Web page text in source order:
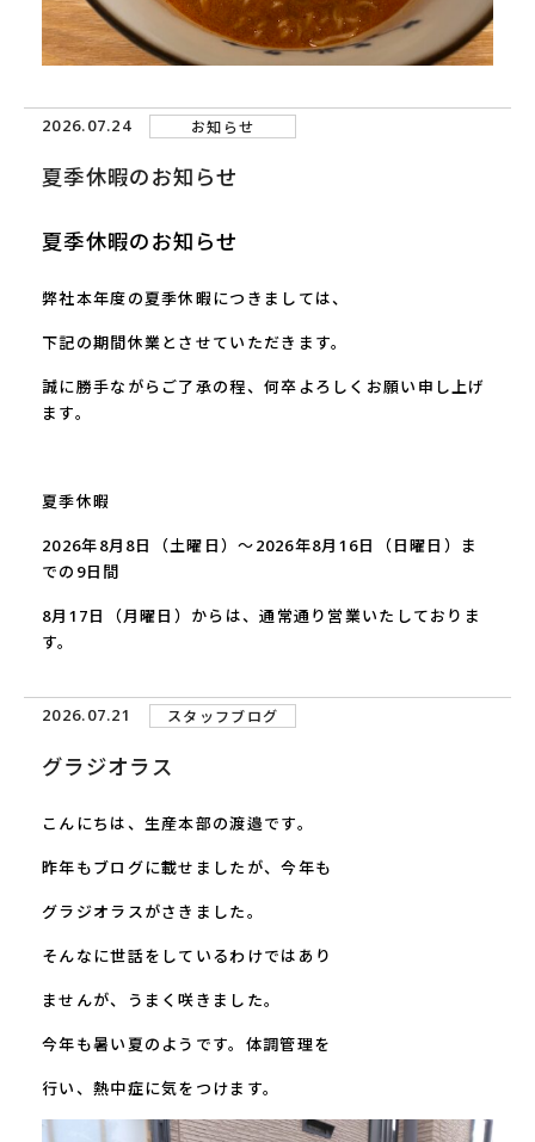
2026.07.24 お知らせ
夏季休暇のお知らせ
夏季休暇のお知らせ
弊社本年度の夏季休暇につきましては、
下記の期間休業とさせていただきます。
誠に勝手ながらご了承の程、何卒よろしくお願い申し上げ
ます。
夏季休暇
2026年8月8日（土曜日）～2026年8月16日（日曜日）ま
での9日間
8月17日（月曜日）からは、通常通り営業いたしておりま
す。
2026.07.21 スタッフブログ
グラジオラス
こんにちは、生産本部の渡邉です。
昨年もブログに載せましたが、今年も
グラジオラスがさきました。
そんなに世話をしているわけではあり
ませんが、うまく咲きました。
今年も暑い夏のようです。体調管理を
行い、熱中症に気をつけます。